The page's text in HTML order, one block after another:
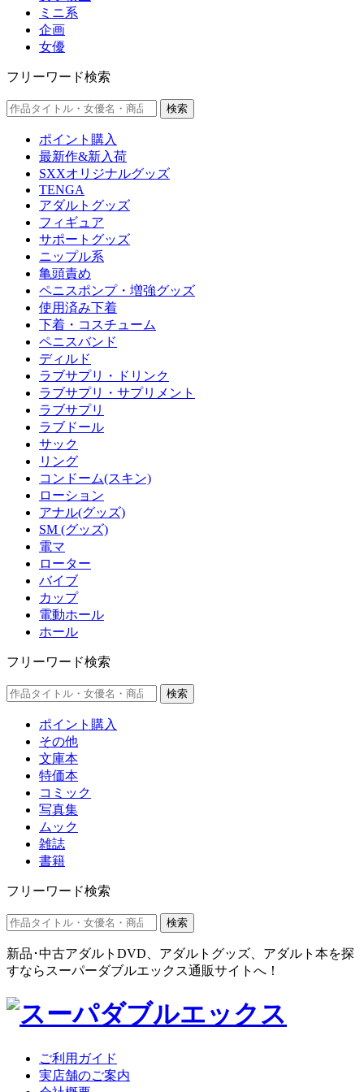
ミニ系
企画
女優
フリーワード検索
検索
ポイント購入
最新作&新入荷
SXXオリジナルグッズ
TENGA
アダルトグッズ
フィギュア
サポートグッズ
ニップル系
亀頭責め
ペニスポンプ・増強グッズ
使用済み下着
下着・コスチューム
ペニスバンド
ディルド
ラブサプリ・ドリンク
ラブサプリ・サプリメント
ラブサプリ
ラブドール
サック
リング
コンドーム(スキン)
ローション
アナル(グッズ)
SM (グッズ)
電マ
ローター
バイブ
カップ
電動ホール
ホール
フリーワード検索
検索
ポイント購入
その他
文庫本
特価本
コミック
写真集
ムック
雑誌
書籍
フリーワード検索
検索
新品･中古アダルトDVD、アダルトグッズ、アダルト本を探
すならスーパーダブルエックス通販サイトへ！
ご利用ガイド
実店舗のご案内